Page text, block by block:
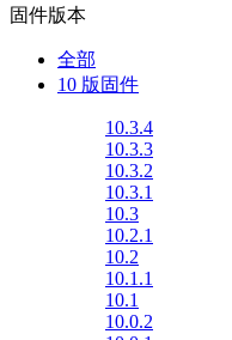
固件版本
全部
10 版固件
10.3.4
10.3.3
10.3.2
10.3.1
10.3
10.2.1
10.2
10.1.1
10.1
10.0.2